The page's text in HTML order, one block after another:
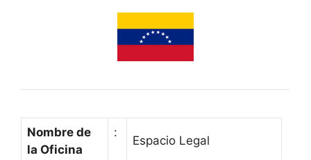
Nombre de
la Oficina
:
Espacio Legal